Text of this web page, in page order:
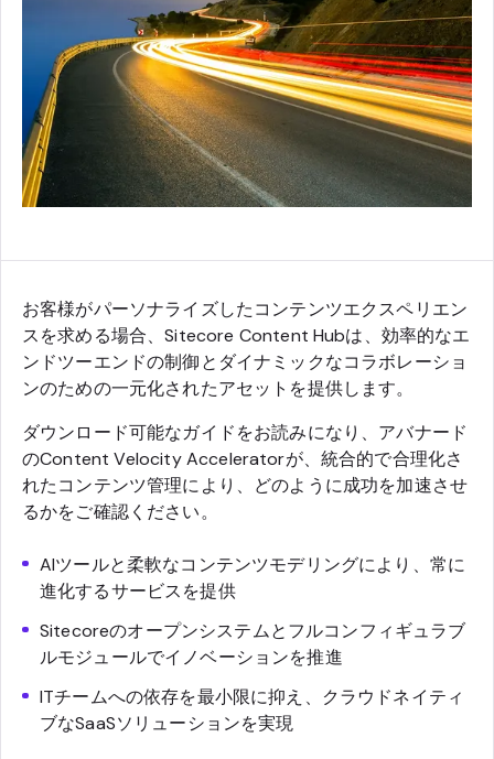
お客様がパーソナライズしたコンテンツエクスペリエン
スを求める場合、Sitecore Content Hubは、効率的なエ
ンドツーエンドの制御とダイナミックなコラボレーショ
ンのための一元化されたアセットを提供します。
ダウンロード可能なガイドをお読みになり、アバナード
のContent Velocity Acceleratorが、統合的で合理化さ
れたコンテンツ管理により、どのように成功を加速させ
るかをご確認ください。
AIツールと柔軟なコンテンツモデリングにより、常に
進化するサービスを提供
Sitecoreのオープンシステムとフルコンフィギュラブ
ルモジュールでイノベーションを推進
ITチームへの依存を最小限に抑え、クラウドネイティ
ブなSaaSソリューションを実現